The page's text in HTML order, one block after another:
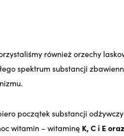
również orzechy
spektrum substancji
początek substancji
witamin – witaminę K, C i E